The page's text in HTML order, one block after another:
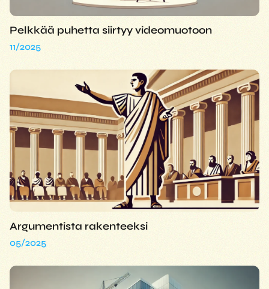
Pelkkää puhetta siirtyy videomuotoon
11/2025
Argumentista rakenteeksi
05/2025